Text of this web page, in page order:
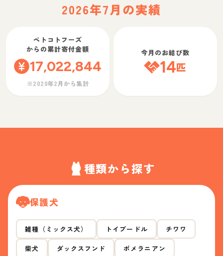
2026年7月の実績
ペトコトフーズ
からの累計寄付金額
17,022,844
※2020年2月から集計
今月のお結び数
14匹
種類から探す
保護犬
雑種（ミックス犬） トイプードル チワワ
柴犬 ダックスフンド ポメラニアン